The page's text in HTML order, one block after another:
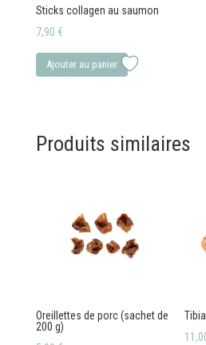
Sticks collagen au saumon
7,90 €
Ajouter au panier
Produits similaires
Oreillettes de porc (sachet de
200 g)